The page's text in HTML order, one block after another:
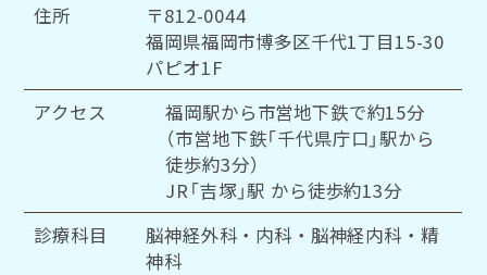
住所
〒812-0044
福岡県福岡市博多区千代1丁目15-30
パピオ1F
アクセス
福岡駅から市営地下鉄で約15分
（市営地下鉄「千代県庁口」駅から
徒歩約3分）
JR「吉塚」駅 から徒歩約13分
診療科目
脳神経外科・内科・脳神経内科・精
神科